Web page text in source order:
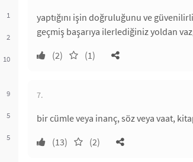
1
2
10
9
5
5
yaptığını işin doğruluğunu ve
geçmiş başarıya ilerlediğiniz yoldan
(2)
(1)
7.
bir cümle veya inanç, söz veya vaat,
(13)
(2)